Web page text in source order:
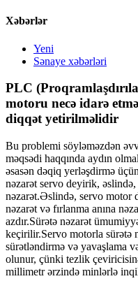
Xəbərlər
Yeni
Sənaye xəbərləri
PLC
motoru necə idarə
diqqət yetirilməlidir
Bu problemi söyləməzdən
məqsədi haqqında aydın
əsasən dəqiq yerləşdirmə
nəzarət servo deyirik,
nəzarət.Əslində, servo motor
nəzarət və fırlanma anına
azdır.Sürətə nəzarət
keçirilir.Servo motorla sürətə
sürətləndirmə və yavaşlama
olunur, çünki tezlik
millimetr ərzində minlərlə